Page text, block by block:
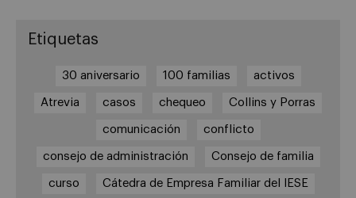
Etiquetas
30 aniversario 100 familias activos
Atrevia casos chequeo Collins y Porras
comunicación conflicto
consejo de administración Consejo de familia
curso Cátedra de Empresa Familiar del IESE